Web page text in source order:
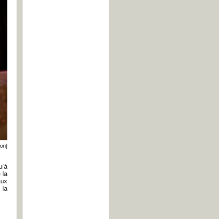
la
la